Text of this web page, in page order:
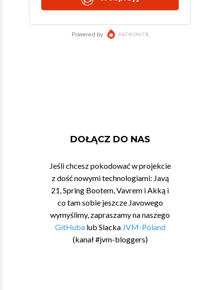
DOŁĄCZ DO NAS
Jeśli chcesz pokodować w projekcie
z dość nowymi technologiami: Javą
21, Spring Bootem, Vavrem i Akką i
co tam sobie jeszcze Javowego
wymyślimy, zapraszamy na naszego
GitHubalub Slacka JVM-Poland
(kanał #jvm-bloggers)